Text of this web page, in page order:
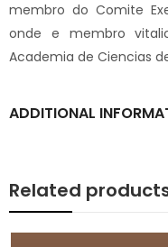
membro do Comite
onde e membro
Academia de Ciencias
ADDITIONAL
Related